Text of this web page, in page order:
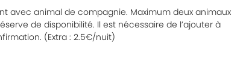
avec animal de compagnie. Maximum deux animaux
de disponibilité. Il est nécessaire de l’ajouter à
(Extra : 2.5€/nuit)